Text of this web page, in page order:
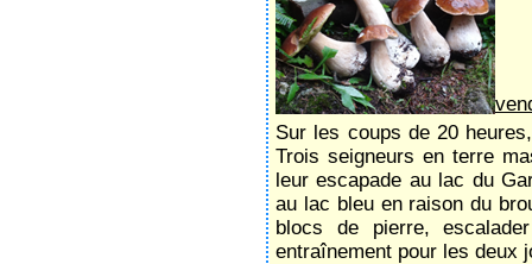
Sur les coups de 20
Trois seigneurs en terre
leur escapade au lac du
au lac bleu en raison du
blocs de pierre,
entraînement pour les deux